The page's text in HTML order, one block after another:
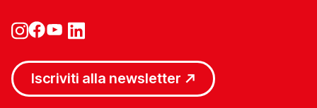
Iscriviti alla newsletter